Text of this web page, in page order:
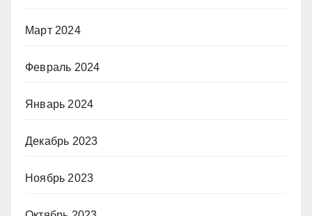
Март 2024
Февраль 2024
Январь 2024
Декабрь 2023
Ноябрь 2023